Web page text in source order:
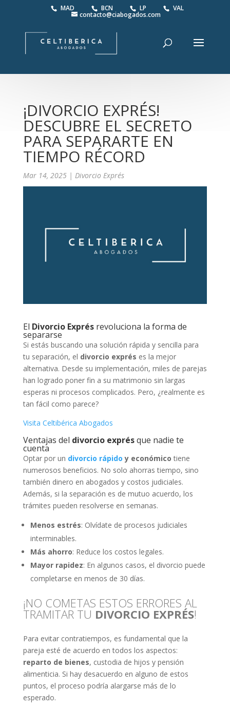
MAD BCN LP VAL
contacto@ciabogados.com
¡DIVORCIO EXPRÉS!
DESCUBRE EL SECRETO
PARA SEPARARTE EN
TIEMPO RÉCORD
Mar 14, 2025| Divorcio Exprés
El Divorcio Exprésrevoluciona la forma de
separarse
Si estás buscando una solución rápida y sencilla para
tu separación, el divorcio exprés es la mejor
alternativa. Desde su implementación, miles de parejas
han logrado poner fin a su matrimonio sin largas
esperas ni procesos complicados. Pero, ¿realmente es
tan fácil como parece?
Visita Celtibérica Abogados
Ventajas del divorcio exprésque nadie te
cuenta
Optar por un divorcio rápido y económico tiene
numerosos beneficios. No solo ahorras tiempo, sino
también dinero en abogados y costos judiciales.
Además, si la separación es de mutuo acuerdo, los
trámites pueden resolverse en semanas.
Menos estrés: Olvídate de procesos judiciales
interminables.
Más ahorro: Reduce los costos legales.
Mayor rapidez: En algunos casos, el divorcio puede
completarse en menos de 30 días.
¡NO COMETAS ESTOS ERRORES AL
TRAMITAR TU DIVORCIO EXPRÉS!
Para evitar contratiempos, es fundamental que la
pareja esté de acuerdo en todos los aspectos:
reparto de bienes, custodia de hijos y pensión
alimenticia. Si hay desacuerdo en alguno de estos
puntos, el proceso podría alargarse más de lo
esperado.